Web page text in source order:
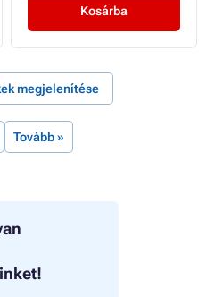
Kosárba
megjelenítése
Tovább »